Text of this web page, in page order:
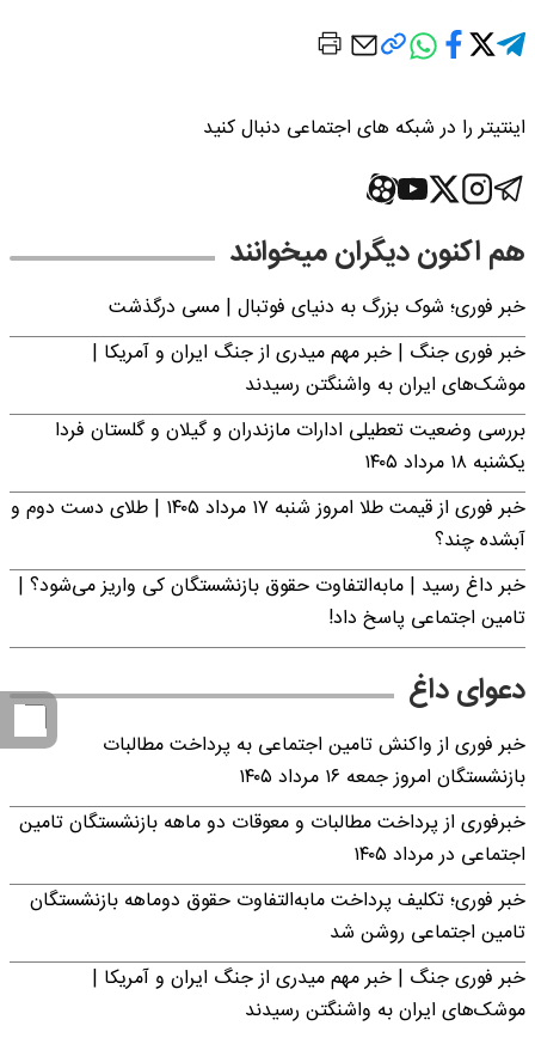
اینتیتر را در شبکه های اجتماعی دنبال کنید
هم اکنون دیگران میخوانند
خبر فوری؛‌ شوک بزرگ به دنیای فوتبال | مسی درگذشت
خبر فوری جنگ | خبر مهم میدری از جنگ ایران و آمریکا |
موشک‌های ایران به واشنگتن رسیدند
بررسی وضعیت تعطیلی ادارات مازندران و گیلان و گلستان فردا
یکشنبه ۱۸ مرداد ۱۴۰۵
خبر فوری از قیمت طلا امروز شنبه ۱۷ مرداد ۱۴۰۵ | طلای دست دوم و
آبشده چند؟
خبر داغ رسید | مابه‌التفاوت حقوق بازنشستگان کی واریز می‌شود؟ |
تامین اجتماعی پاسخ داد!
دعوای داغ
خبر فوری از واکنش تامین اجتماعی به پرداخت مطالبات
بازنشستگان امروز جمعه ۱۶ مرداد ۱۴۰۵
خبرفوری از پرداخت مطالبات و معوقات دو ماهه بازنشستگان تامین
اجتماعی در مرداد ۱۴۰۵
خبر فوری؛ تکلیف پرداخت مابه‌التفاوت حقوق دوماهه بازنشستگان
تامین اجتماعی روشن شد
خبر فوری جنگ | خبر مهم میدری از جنگ ایران و آمریکا |
موشک‌های ایران به واشنگتن رسیدند